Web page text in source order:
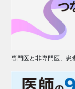
専門医と非専門医、患